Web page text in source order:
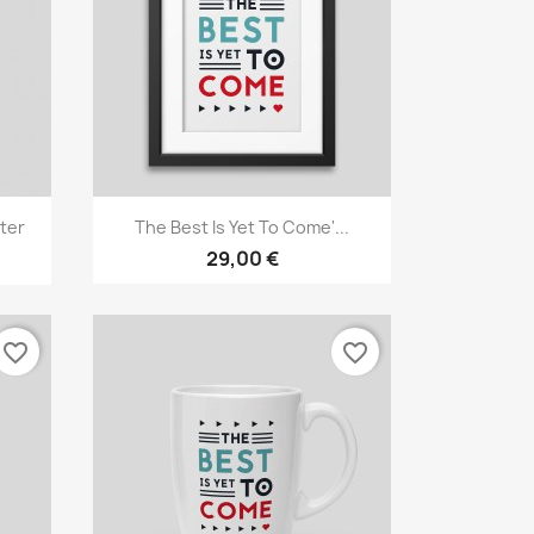
Γρήγορη προβολή
The Best Is Yet To Come'...
29,00 €
favorite_border favorite_border